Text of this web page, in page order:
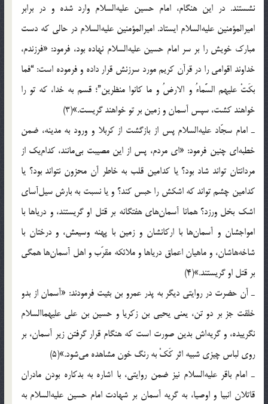
نشستند. در این هنگام، امام حسین علیه‌السلام وارد شده و در برابر
امیرالمؤمنین علیه‌السلام ایستاد. امیرالمؤمنین علیه‌السلام در حالی که دست
مبارک خویش را بر سر امام حسین علیه‌السلام نهاده بود، فرمود: «فرزندم،
خداوند اقوامی را در قرآن کریم مورد سرزنش قرار داده و فرموده است: “فما
بکَتْ علیهم السَّماءُ و الارضُ و ما کانوا منظرین”؛ قسم به خدا، که تو را
خواهند کشت، سپس آسمان و زمین بر تو خواهند گریست.»(3)
ـ امام سجّاد علیه‌السلام پس از بازگشت از کربلا و ورود به مدینه، ضمن
خطبه‌ای چنین فرمود: «ای مردم، پس از این مصیبت بی‌مانند، کدام‌یک از
مردانتان تواند شاد بود؟ یا کدامین قلب به خاطر آن محزون نتواند بود؟ یا
کدامین چشم تواند که اشکش را حبس کند؟ و یا نسبت به بارش سیل‌آسای
اشک بخل ورزد؟ همانا آسمان‌های هفتگانه بر قتل او گریستند، و دریاها با
امواجشان و آسمان‌ها با ارکانشان و زمین با پهنه وسیعش، و درختان با
شاخه‌هاشان، و ماهیان اعماق دریاها و ملائکه مقرّب و اهل آسمان‌ها همگی
بر قتل او گریستند.»(4)
ـ آن حضرت در روایتی دیگر به پدر عمرو بن بثیت فرمودند: «آسمان از بدو
خلقت جز بر دو تن، یعنی یحیی بن زکریا و حسین بن علی علیهماالسلام
نگرییده، و گریه‌اش بدین صورت است که هنگام قرار گرفتن زیر آسمان، بر
روی لباس چیزی شبیه اثر کَکْ به رنگ خون مشاهده می‌شود.»(5)
ـ امام باقر علیه‌السلام نیز ضمن روایتی، با اشاره به بدکاره بودن مادران
قاتلان انبیا و اوصیا، به گریه آسمان بر شهادت امام حسین علیه‌السلام به